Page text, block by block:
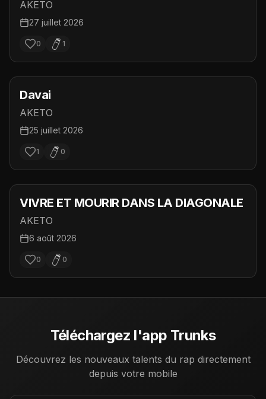
AKETO
27 juillet 2026
0 1
Davai
AKETO
25 juillet 2026
1 0
VIVRE ET MOURIR DANS LA DIAGONALE
AKETO
6 août 2026
0 0
Téléchargez l'app Trunks
Découvrez les nouveaux talents du rap directement
depuis votre mobile